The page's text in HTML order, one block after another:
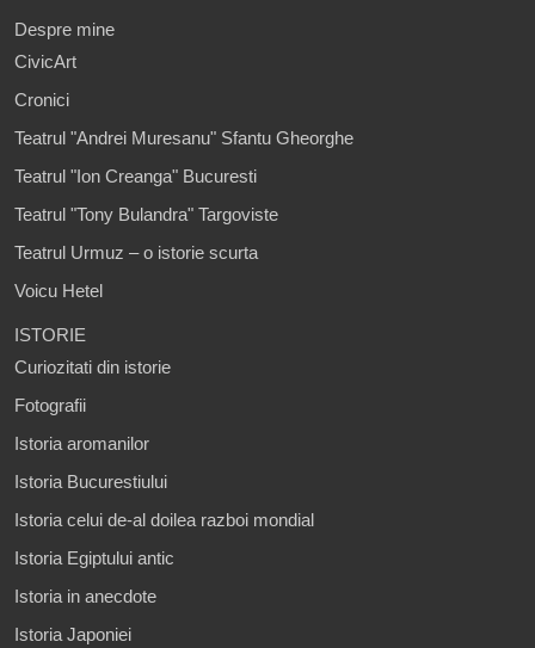
Despre mine
CivicArt
Cronici
Teatrul "Andrei Muresanu" Sfantu Gheorghe
Teatrul "Ion Creanga" Bucuresti
Teatrul "Tony Bulandra" Targoviste
Teatrul Urmuz – o istorie scurta
Voicu Hetel
ISTORIE
Curiozitati din istorie
Fotografii
Istoria aromanilor
Istoria Bucurestiului
Istoria celui de-al doilea razboi mondial
Istoria Egiptului antic
Istoria in anecdote
Istoria Japoniei